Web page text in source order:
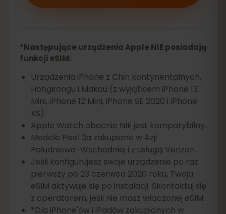
*Następujące urządzenia Apple NIE posiadają
funkcji eSIM:
Urządzenia iPhone z Chin kontynentalnych,
Hongkongu i Makau (z wyjątkiem iPhone 13
Mini, iPhone 12 Mini, iPhone SE 2020 i iPhone
XS).
Apple Watch obecnie NIE jest kompatybilny.
Modele Pixel 3a zakupione w Azji
Południowo-Wschodniej i z usługą Verizon.
Jeśli konfigurujesz swoje urządzenie po raz
pierwszy po 23 czerwca 2020 roku, Twoja
eSIM aktywuje się po instalacji. Skontaktuj się
z operatorem, jeśli nie masz włączonej eSIM.
*Dla iPhone'ów i iPadów zakupionych w